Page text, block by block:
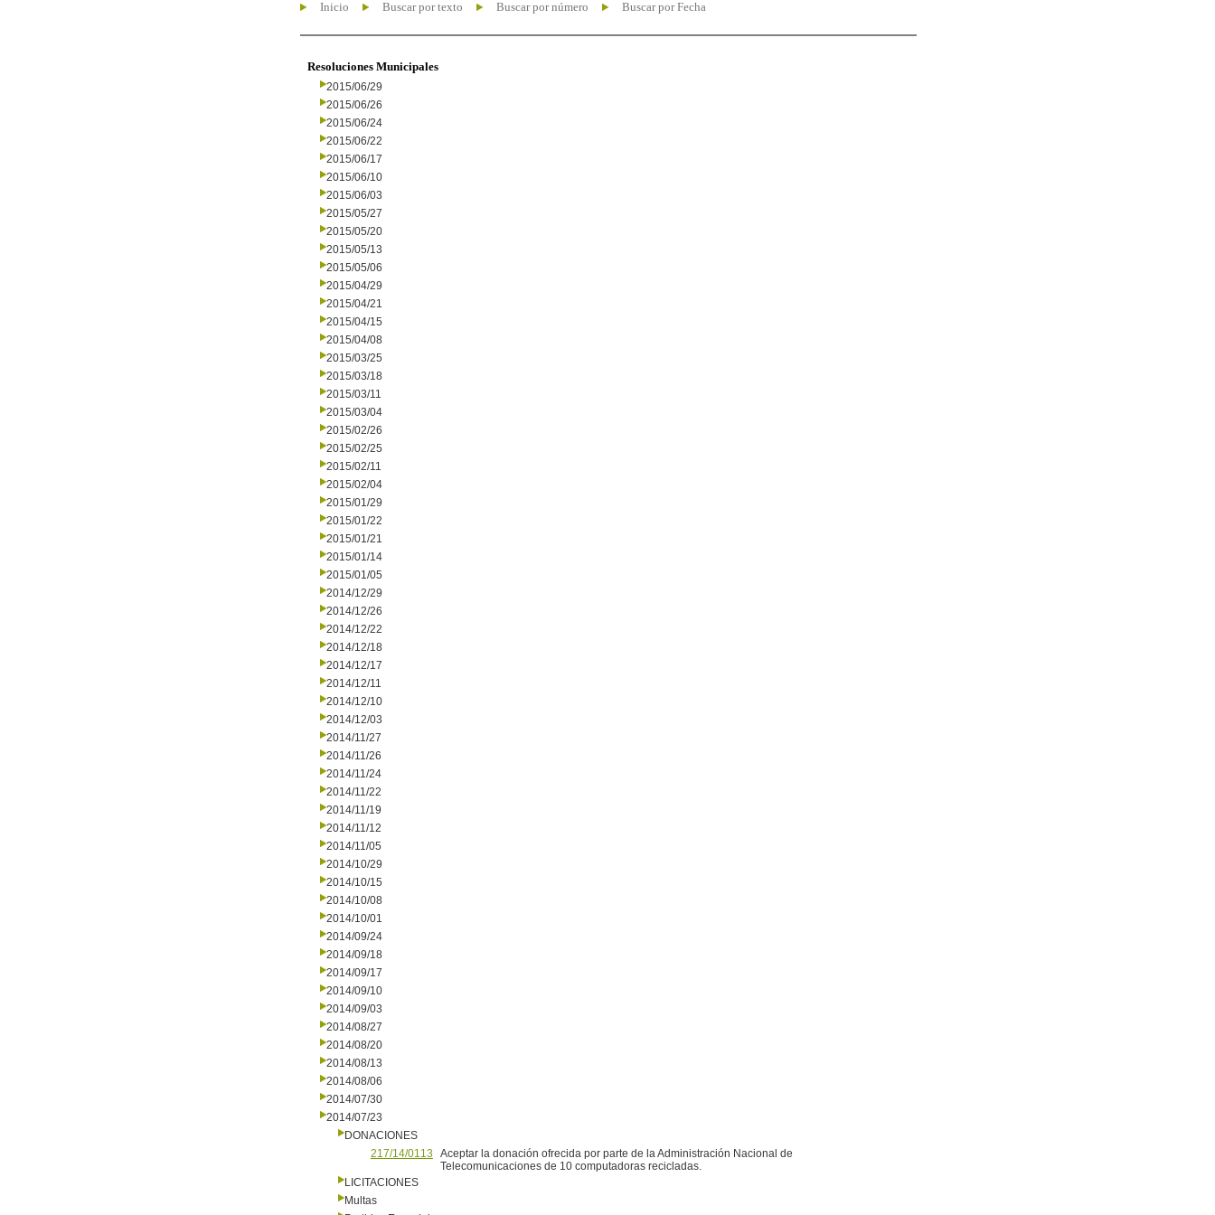
Inicio Buscar por texto Buscar por número Buscar por Fecha
Resoluciones Municipales
2015/06/29
2015/06/26
2015/06/24
2015/06/22
2015/06/17
2015/06/10
2015/06/03
2015/05/27
2015/05/20
2015/05/13
2015/05/06
2015/04/29
2015/04/21
2015/04/15
2015/04/08
2015/03/25
2015/03/18
2015/03/11
2015/03/04
2015/02/26
2015/02/25
2015/02/11
2015/02/04
2015/01/29
2015/01/22
2015/01/21
2015/01/14
2015/01/05
2014/12/29
2014/12/26
2014/12/22
2014/12/18
2014/12/17
2014/12/11
2014/12/10
2014/12/03
2014/11/27
2014/11/26
2014/11/24
2014/11/22
2014/11/19
2014/11/12
2014/11/05
2014/10/29
2014/10/15
2014/10/08
2014/10/01
2014/09/24
2014/09/18
2014/09/17
2014/09/10
2014/09/03
2014/08/27
2014/08/20
2014/08/13
2014/08/06
2014/07/30
2014/07/23
DONACIONES
217/14/0113
Aceptar la donación ofrecida por parte de la Administración Nacional de
Telecomunicaciones de 10 computadoras recicladas.
LICITACIONES
Multas